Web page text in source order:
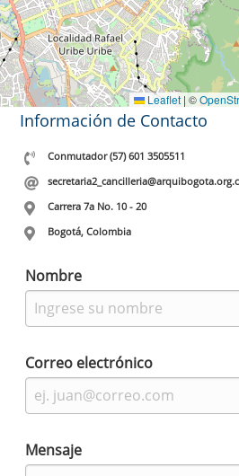
Leaflet | ©
Información de Contacto
Conmutador (57) 601 3505511
Carrera 7a No. 10 - 20
Bogotá, Colombia
Nombre
Correo electrónico
Mensaje